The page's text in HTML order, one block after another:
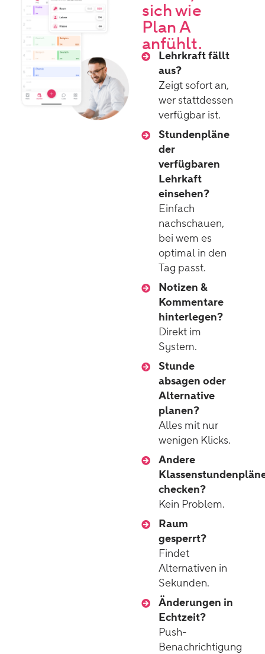
sich wie
Plan A
anfühlt.
Lehrkraft fällt
aus?
Zeigt sofort an,
wer stattdessen
verfügbar ist.
Stundenpläne
der
verfügbaren
Lehrkaft
einsehen?
Einfach
nachschauen,
bei wem es
optimal in den
Tag passt.
Notizen &
Kommentare
hinterlegen?
Direkt im
System.
Stunde
absagen oder
Alternative
planen?
Alles mit nur
wenigen Klicks.
Andere
checken?
Kein Problem.
Raum
gesperrt?
Findet
Alternativen in
Sekunden.
Änderungen in
Echtzeit?
Push-
Benachrichtigung